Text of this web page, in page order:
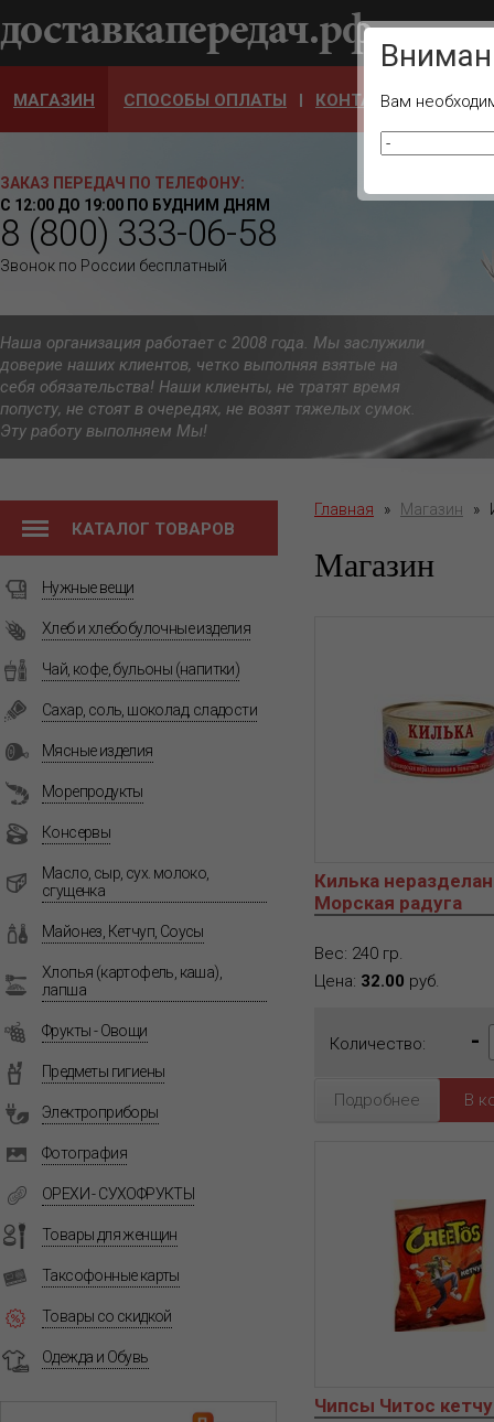
Ваш
МАГАЗИН СПОСОБЫ ОПЛАТЫ КОНТАКТЫ
ЗАКАЗ ПЕРЕДАЧ ПО ТЕЛЕФОНУ:
С 12:00 ДО 19:00 ПО БУДНИМ ДНЯМ
8 (800) 333-06-58
Звонок по России бесплатный
Наша организация работает с 2008 года. Мы заслужили
доверие наших клиентов, четко выполняя взятые на
себя обязательства! Наши клиенты, не тратят время
попусту, не стоят в очередях, не возят тяжелых сумок.
Эту работу выполняем Мы!
КАТАЛОГ ТОВАРОВ
Нужные вещи
Хлеб и хлебобулочные изделия
Чай, кофе, бульоны (напитки)
Сахар, соль, шоколад, сладости
Мясные изделия
Морепродукты
Консервы
Масло, сыр, сух. молоко,
сгущенка
Майонез, Кетчуп, Соусы
Хлопья (картофель, каша),
лапша
Фрукты - Овощи
Предметы гигиены
Электроприборы
Фотография
ОРЕХИ - СУХОФРУКТЫ
Товары для женщин
Таксофонные карты
Товары со скидкой
Одежда и Обувь
Главная » Магазин »
Магазин
Килька
Морская радуга
Вес: 240 гр.
Цена: 32.00 руб.
Количество: -
Подробнее
Чипсы Читос
Вам